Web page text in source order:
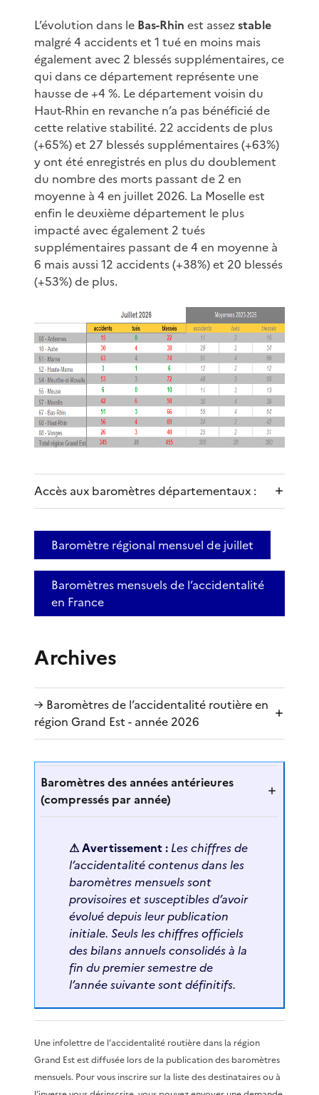
L’évolution dans le Bas-Rhin est assezstable
malgré 4 accidents et 1 tué en moins mais
également avec 2 blessés supplémentaires, ce
qui dans ce département représente une
hausse de +4 %. Le département voisin du
Haut-Rhin en revanche n’a pas bénéficié de
cette relative stabilité. 22 accidents de plus
(+65%) et 27 blessés supplémentaires (+63%)
y ont été enregistrés en plus du doublement
du nombre des morts passant de 2 en
moyenne à 4 en juillet 2026. La Moselle est
enfin le deuxième département le plus
impacté avec également 2 tués
supplémentaires passant de 4 en moyenne à
6 mais aussi 12 accidents (+38%) et 20 blessés
(+53%) de plus.
Accès aux baromètres départementaux :
Baromètre régional mensuel de juillet
Baromètres mensuels de l’accidentalité
en France
Archives
→ Baromètres de l’accidentalité routière en
région Grand Est - année 2026
Baromètres des années antérieures
(compressés par année)
⚠ Avertissement : Les chiffres de
l’accidentalité contenus dans les
baromètres mensuels sont
provisoires et susceptibles d’avoir
évolué depuis leur publication
initiale. Seuls les chiffres officiels
des bilans annuels consolidés à la
fin du premier semestre de
l’année suivante sont définitifs.
Une infolettre de l’accidentalité routière dans la région
Grand Est est diffusée lors de la publication des baromètres
mensuels. Pour vous inscrire sur la liste des destinataires ou à